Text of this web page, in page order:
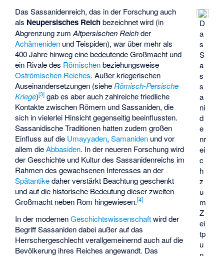
D
a
s
S
a
s
s
a
ni
d
e
nr
ei
c
h
z
u
m
Z
ei
tp
u
Das Sassanidenreich, das in der Forschung auch
als Neupersisches Reichbezeichnet wird (in
Abgrenzung zumAltpersischen Reichder
Achämeniden undTeispiden), war über mehr als
400 Jahre hinweg eine bedeutende Großmacht und
ein Rivale des Römischenbeziehungsweise
Oströmischen Reiches. Außer kriegerischen
Auseinandersetzungen (siehe Römisch-Persische
Kriege)[3] gab es aber auch zahlreiche friedliche
Kontakte zwischen Römern und Sassaniden, die
sich in vielerlei Hinsicht gegenseitig beeinflussten.
Sassanidische Traditionen hatten zudem großen
Einfluss auf die Umayyaden,Samaniden und vor
allem dieAbbasiden. In der neueren Forschung wird
der Geschichte und Kultur des Sassanidenreichs im
Rahmen des gewachsenen Interesses an der
Spätantikedaher verstärkt Beachtung geschenkt
und auf die historische Bedeutung dieser zweiten
Großmacht neben Rom hingewiesen.[4]
In der modernenGeschichtswissenschaftwird der
Begriff Sassaniden dabei außer auf das
Herrschergeschlecht verallgemeinernd auch auf die
Bevölkerung ihres Reiches angewandt. Das